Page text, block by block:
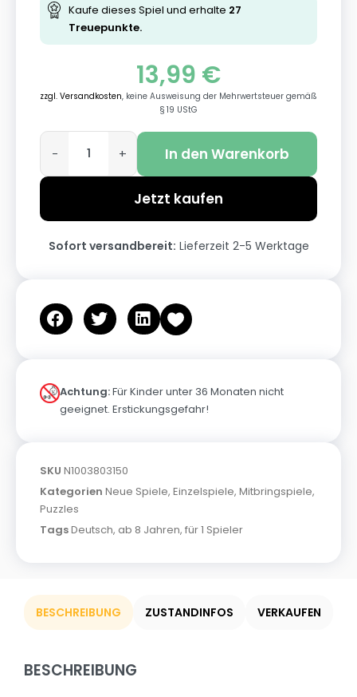
Kaufe dieses Spiel und erhalte 27
Treuepunkte.
13,99 €
zzgl. Versandkosten, keine Ausweisung der Mehrwertsteuer gemäß
§ 19 UStG
- + In den Warenkorb
Jetzt kaufen
Sofort versandbereit: Lieferzeit 2-5 Werktage
Achtung:Für Kinder unter 36 Monaten nicht
geeignet. Erstickungsgefahr!
SKU N1003803150
Kategorien Neue Spiele, Einzelspiele, Mitbringspiele,
Puzzles
TagsDeutsch, ab 8 Jahren, für 1 Spieler
BESCHREIBUNG ZUSTANDINFOS VERKAUFEN
BESCHREIBUNG